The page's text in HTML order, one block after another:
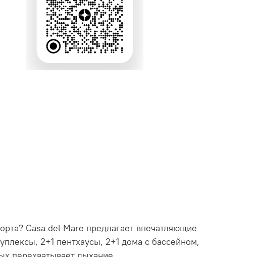
Casa del Mare предлагает впечатляющие
2+1 пентхаусы, 2+1 дома с бассейном,